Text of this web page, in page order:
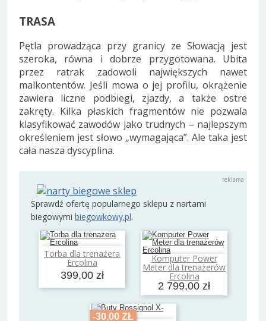
TRASA
Pętla prowadząca przy granicy ze Słowacją jest
szeroka, równa i dobrze przygotowana. Ubita
przez ratrak zadowoli największych nawet
malkontentów. Jeśli mowa o jej profilu, okrążenie
zawiera liczne podbiegi, zjazdy, a także ostre
zakręty. Kilka płaskich fragmentów nie pozwala
klasyfikować zawodów jako trudnych – najlepszym
określeniem jest słowo „wymagająca”. Ale taka jest
cała nasza dyscyplina.
Sprawdź ofertę popularnego sklepu z nartami
biegowymi biegowkowy.pl.
Torba dla trenażera
Ercolina
399,00 zł
Dodaj do koszyka Komputer Power
Meter dla trenażerów
Ercolina
2 799,00 zł
Dodaj do koszyka
-30,00 ZŁ